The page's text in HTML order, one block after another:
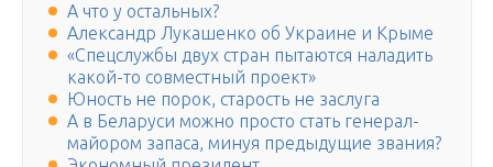
А что у остальных?
Александр Лукашенко об Украине и Крыме
«Спецслужбы двух стран пытаются наладить
какой-то совместный проект»
Юность не порок, старость не заслуга
А в Беларуси можно просто стать генерал-
майором запаса, минуя предыдущие звания?